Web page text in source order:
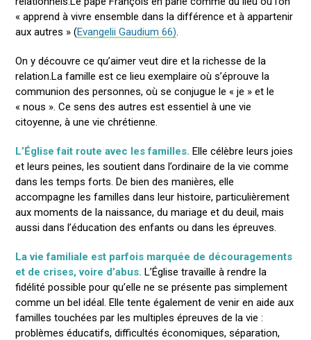
« apprend à vivre ensemble dans la différence et à appartenir
aux autres » (Evangelii Gaudium 66).
On y découvre ce qu’aimer veut dire et la richesse de la
relation.La famille est ce lieu exemplaire où s’éprouve la
communion des personnes, où se conjugue le « je » et le
« nous ». Ce sens des autres est essentiel à une vie
citoyenne, à une vie chrétienne.
L’Église fait route avec les familles. Elle célèbre leurs joies
et leurs peines, les soutient dans l’ordinaire de la vie comme
dans les temps forts. De bien des manières, elle
accompagne les familles dans leur histoire, particulièrement
aux moments de la naissance, du mariage et du deuil, mais
aussi dans l’éducation des enfants ou dans les épreuves.
La vie familiale est parfois marquée de découragements
et de crises, voire d’abus. L’Église travaille à rendre la
fidélité possible pour qu’elle ne se présente pas simplement
comme un bel idéal. Elle tente également de venir en aide aux
familles touchées par les multiples épreuves de la vie :
problèmes éducatifs, difficultés économiques, séparation,